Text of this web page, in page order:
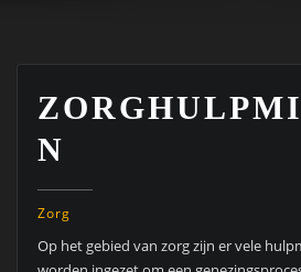
N
Zorg
Op het gebied van zorg zijn er vele